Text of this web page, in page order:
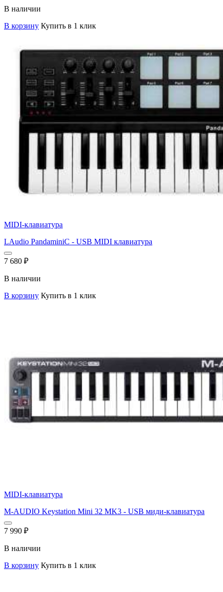
В наличии
В корзину Купить в 1 клик
MIDI-клавиатура
LAudio PandaminiC - USB MIDI клавиатура
7 680 ₽
В наличии
В корзину Купить в 1 клик
MIDI-клавиатура
M-AUDIO Keystation Mini 32 MK3 - USB миди-клавиатура
7 990 ₽
В наличии
В корзину Купить в 1 клик